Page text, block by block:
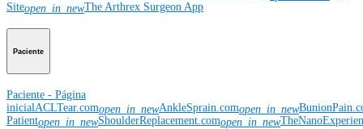
Siteopen_in_newThe Arthrex Surgeon App
Paciente
Paciente - Página
inicial ACLTear.comopen_in_newAnkleSprain.comopen_in_new
Patientopen_in_newShoulderReplacement.comopen_in_new